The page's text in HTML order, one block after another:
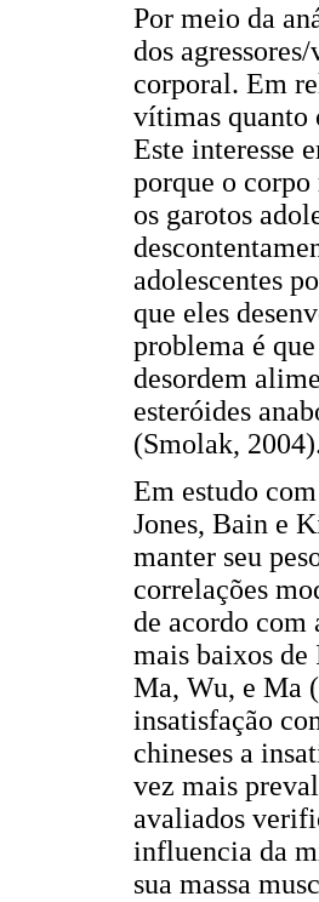
Por meio da
dos
corporal. Em
vítimas quanto
Este interesse
porque o corpo
os garotos
adolescentes
que eles
problema é
desordem
esteróides
(Smolak,
Em estudo
Jones, Bain e
manter seu
correlações
de acordo com
mais baixos
Ma, Wu, e Ma
insatisfação
chineses a
vez mais
avaliados
influencia da
sua massa